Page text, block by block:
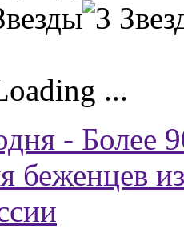
...
- Более
беженцев